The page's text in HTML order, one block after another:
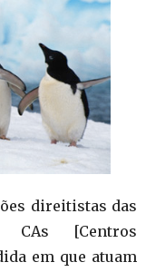
direitistas das
CAs [Centros
em que atuam